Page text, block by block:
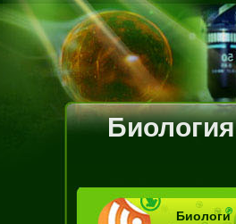
Биология
Биологи